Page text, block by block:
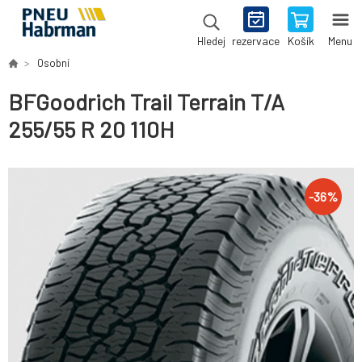
Hledej rezervace Košík Menu
Osobní
BFGoodrich Trail Terrain T/A
255/55 R 20 110H
-36%